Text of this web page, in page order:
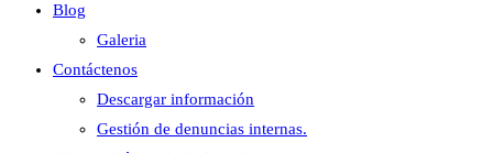
Blog
Galeria
Contáctenos
Descargar información
Gestión de denuncias internas.